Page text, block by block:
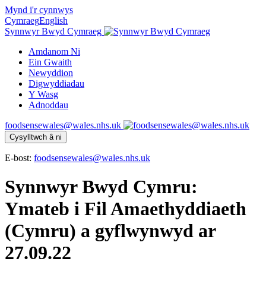
Mynd i'r cynnwys
CymraegEnglish
Synnwyr Bwyd Cymraeg
Amdanom Ni
Ein Gwaith
Newyddion
Digwyddiadau
Y Wasg
Adnoddau
foodsensewales@wales.nhs.uk
Cysylltwch â ni
E-bost: foodsensewales@wales.nhs.uk
Synnwyr Bwyd Cymru:
Ymateb i Fil Amaethyddiaeth
(Cymru) a gyflwynwyd ar
27.09.22